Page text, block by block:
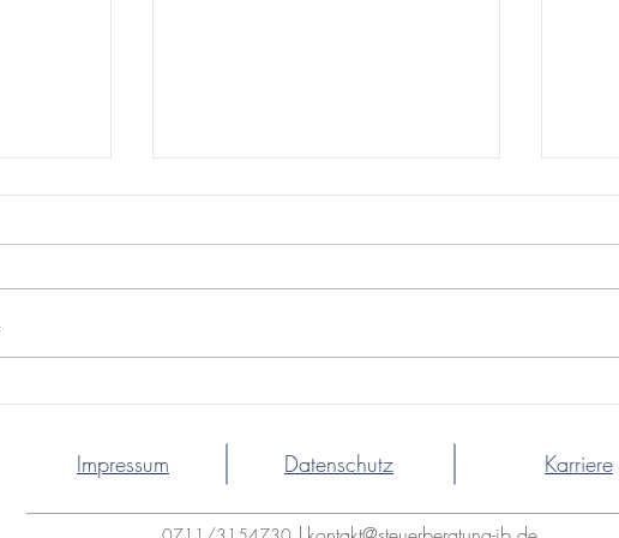
Mandanten
2026
2026
Datenschutz Karriere
Impressum